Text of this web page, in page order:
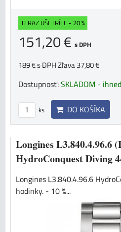
TERAZ UŠETRÍTE - 20 %
151,20 € s DPH
189 €s DPHZľava 37,80 €
Dostupnosť:SKLADOM -
ks DO KOŠÍKA
Longines L3.840.4.96.6
HydroConquest Diving
Longines L3.840.4.96.6
hodinky. - 10 %...